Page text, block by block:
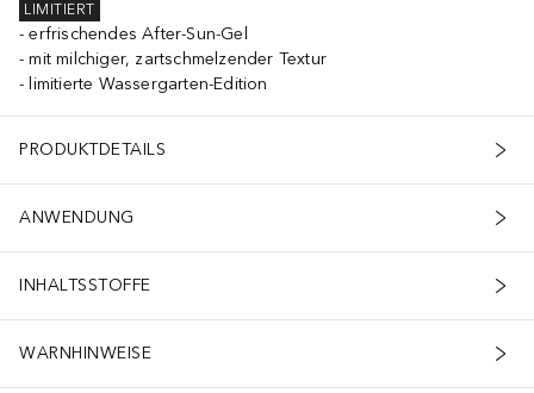
LIMITIERT
erfrischendes After-Sun-Gel
mit milchiger, zartschmelzender Textur
limitierte Wassergarten-Edition
PRODUKTDETAILS
ANWENDUNG
INHALTSSTOFFE
WARNHINWEISE